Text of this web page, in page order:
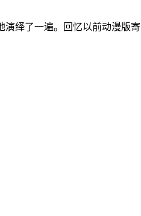
绎了一遍。回忆以前动漫版